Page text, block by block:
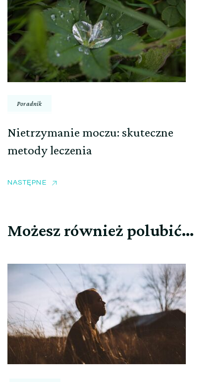
Poradnik
Nietrzymanie moczu: skuteczne
metody leczenia
NASTĘPNE
Możesz również polubić…